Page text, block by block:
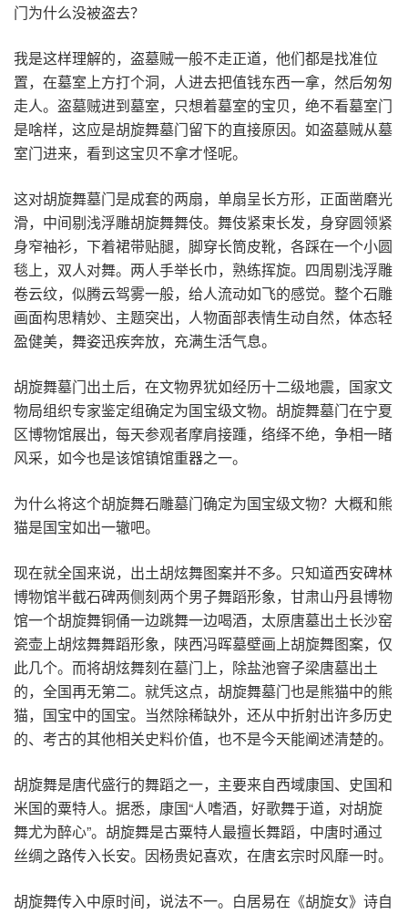
门为什么没被盗去？
我是这样理解的，盗墓贼一般不走正道，他们都是找准位
置，在墓室上方打个洞，人进去把值钱东西一拿，然后匆匆
走人。盗墓贼进到墓室，只想着墓室的宝贝，绝不看墓室门
是啥样，这应是胡旋舞墓门留下的直接原因。如盗墓贼从墓
室门进来，看到这宝贝不拿才怪呢。
这对胡旋舞墓门是成套的两扇，单扇呈长方形，正面凿磨光
滑，中间剔浅浮雕胡旋舞舞伎。舞伎紧束长发，身穿圆领紧
身窄袖衫，下着裙带贴腿，脚穿长筒皮靴，各踩在一个小圆
毯上，双人对舞。两人手举长巾，熟练挥旋。四周剔浅浮雕
卷云纹，似腾云驾雾一般，给人流动如飞的感觉。整个石雕
画面构思精妙、主题突出，人物面部表情生动自然，体态轻
盈健美，舞姿迅疾奔放，充满生活气息。
胡旋舞墓门出土后，在文物界犹如经历十二级地震，国家文
物局组织专家鉴定组确定为国宝级文物。胡旋舞墓门在宁夏
区博物馆展出，每天参观者摩肩接踵，络绎不绝，争相一睹
风采，如今也是该馆镇馆重器之一。
为什么将这个胡旋舞石雕墓门确定为国宝级文物？大概和熊
猫是国宝如出一辙吧。
现在就全国来说，出土胡炫舞图案并不多。只知道西安碑林
博物馆半截石碑两侧刻两个男子舞蹈形象，甘肃山丹县博物
馆一个胡旋舞铜俑一边跳舞一边喝酒，太原唐墓出土长沙窑
瓷壶上胡炫舞舞蹈形象，陕西冯晖墓壁画上胡旋舞图案，仅
此几个。而将胡炫舞刻在墓门上，除盐池窨子梁唐墓出土
的，全国再无第二。就凭这点，胡旋舞墓门也是熊猫中的熊
猫，国宝中的国宝。当然除稀缺外，还从中折射出许多历史
的、考古的其他相关史料价值，也不是今天能阐述清楚的。
胡旋舞是唐代盛行的舞蹈之一，主要来自西域康国、史国和
米国的粟特人。据悉，康国“人嗜酒，好歌舞于道，对胡旋
舞尤为醉心”。胡旋舞是古粟特人最擅长舞蹈，中唐时通过
丝绸之路传入长安。因杨贵妃喜欢，在唐玄宗时风靡一时。
胡旋舞传入中原时间，说法不一。白居易在《胡旋女》诗自